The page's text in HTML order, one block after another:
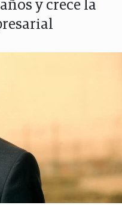
y crece la